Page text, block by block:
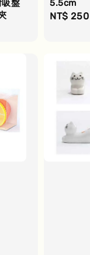
盤
5.5cm
Regular
NT$ 250